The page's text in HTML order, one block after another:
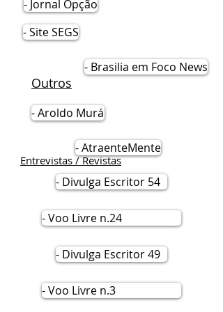
Entrevistas / Revistas
- Divulga Escritor 54
- Voo Livre n.24
- Divulga Escritor 49
- Voo Livre n.3
- Jornal Opção
- Site SEGS
- Brasilia em Foco News
Outros
- Aroldo Murá
- AtraenteMente